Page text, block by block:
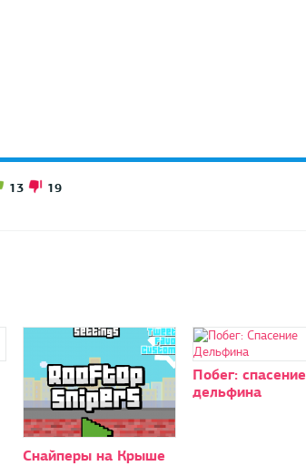
13 19
Снайперы на Крыше
Побег: спасение
дельфина